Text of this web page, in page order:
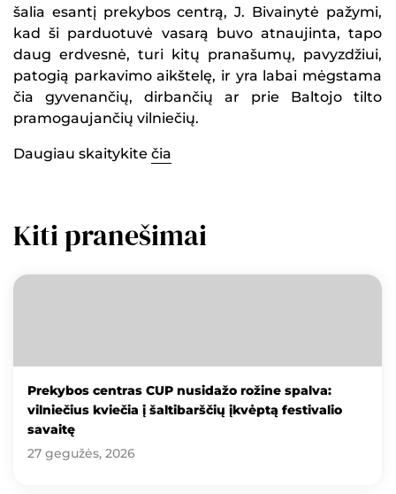
šalia esantį prekybos centrą, J. Bivainytė pažymi,
kad ši parduotuvė vasarą buvo atnaujinta, tapo
daug erdvesnė, turi kitų pranašumų, pavyzdžiui,
patogią parkavimo aikštelę, ir yra labai mėgstama
čia gyvenančių, dirbančių ar prie Baltojo tilto
pramogaujančių vilniečių.
Daugiau skaitykite čia
Kiti pranešimai
Prekybos centras CUP nusidažo rožine spalva:
vilniečius kviečia į šaltibarščių įkvėptą festivalio
savaitę
27 gegužės, 2026